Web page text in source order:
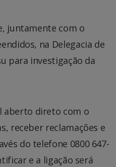
juntamente com o
na Delegacia de
para investigação da
aberto direto com o
receber reclamações e
do telefone 0800 647-
e a ligação será